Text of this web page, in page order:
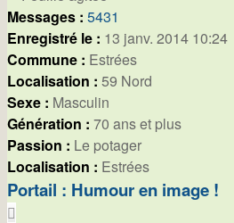
Messages : 5431
Enregistré le : 13 janv. 2014 10:24
Commune : Estrées
Localisation : 59 Nord
Sexe : Masculin
Génération : 70 ans et plus
Passion : Le potager
Localisation : Estrées
Portail : Humour en image !